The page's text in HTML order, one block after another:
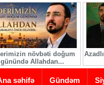
növbəti doğum
günündə Allahdan...
səhifə Gündəm